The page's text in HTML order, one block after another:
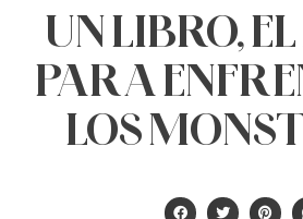
UN LIBRO,
PARA
LOS